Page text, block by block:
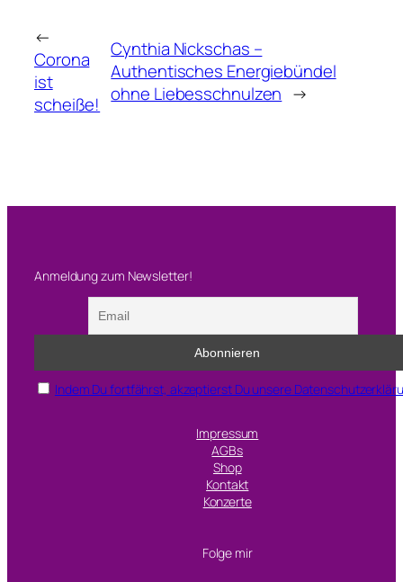
←
Corona
ist
scheiße!
Cynthia Nickschas –
Authentisches Energiebündel
ohne Liebesschnulzen →
Anmeldung zum Newsletter!
Indem Du fortfährst, akzeptierst Du unsere
Impressum
AGBs
Shop
Kontakt
Konzerte
Folge mir